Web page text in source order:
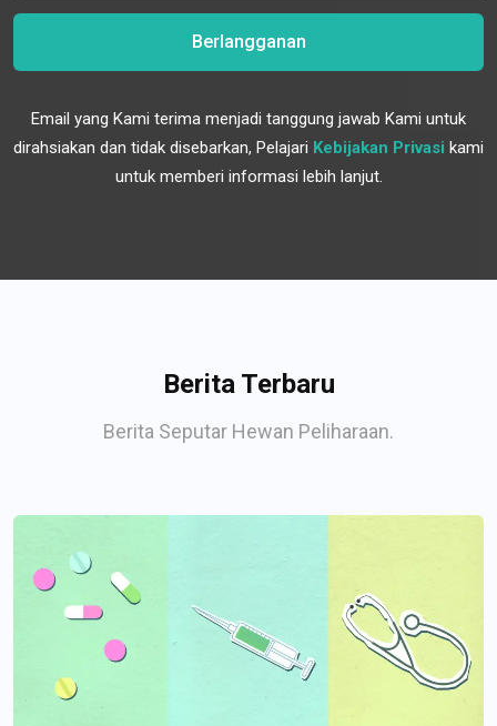
Berlangganan
Email yang Kami terima menjadi tanggung jawab Kami untuk
dirahsiakan dan tidak disebarkan, Pelajari Kebijakan Privasi kami
untuk memberi informasi lebih lanjut.
Berita Terbaru
Berita Seputar Hewan Peliharaan.